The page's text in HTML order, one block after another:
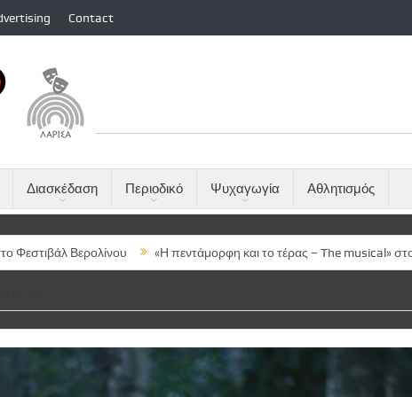
Contact
Διασκέδαση Περιοδικό Ψυχαγωγία Αθλητισμός
«Η πεντάμορφη και το τέρας – The musical» στο ΔΩΛ